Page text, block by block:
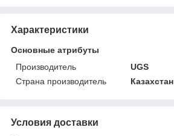
Характеристики
Основные атрибуты
Производитель
UGS
Страна производитель
Казахстан
Условия доставки